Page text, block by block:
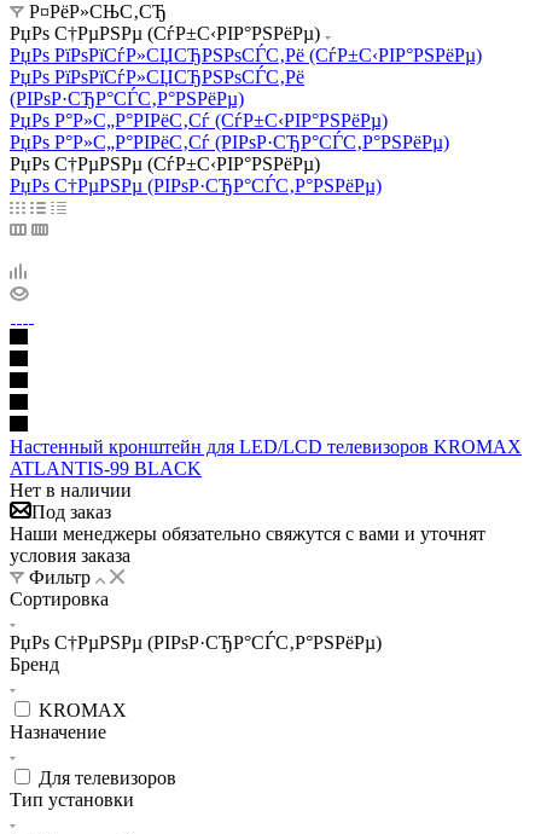
Р¤РёР»СЊС‚СЂ
РџРѕ С†РµРЅРµ (СѓР±С‹РІР°РЅРёРµ)
РџРѕ РїРѕРїСѓР»СЏСЂРЅРѕСЃС‚Рё (СѓР±С‹РІР°РЅРёРµ)
РџРѕ РїРѕРїСѓР»СЏСЂРЅРѕСЃС‚Рё
(РІРѕР·СЂР°СЃС‚Р°РЅРёРµ)
РџРѕ Р°Р»С„Р°РІРёС‚Сѓ (СѓР±С‹РІР°РЅРёРµ)
РџРѕ Р°Р»С„Р°РІРёС‚Сѓ (РІРѕР·СЂР°СЃС‚Р°РЅРёРµ)
РџРѕ С†РµРЅРµ (СѓР±С‹РІР°РЅРёРµ)
РџРѕ С†РµРЅРµ (РІРѕР·СЂР°СЃС‚Р°РЅРёРµ)
Настенный кронштейн для LED/LCD телевизоров KROMAX
ATLANTIS-99 BLACK
Нет в наличии
Под заказ
Наши менеджеры обязательно свяжутся с вами и уточнят
условия заказа
Фильтр
Сортировка
РџРѕ С†РµРЅРµ (РІРѕР·СЂР°СЃС‚Р°РЅРёРµ)
Бренд
KROMAX
Назначение
Для телевизоров
Тип установки